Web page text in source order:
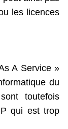
les licences
A Service »
du
toutefois
qui est trop